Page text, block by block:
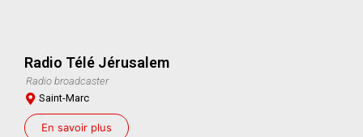
Radio Télé Jérusalem
Radio broadcaster
Saint-Marc
En savoir plus